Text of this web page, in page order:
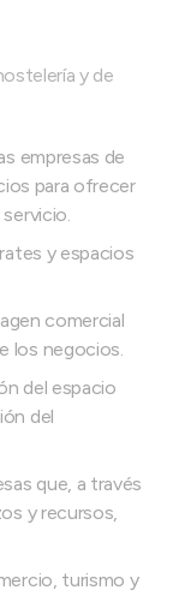
y de
empresas de
para ofrecer
y espacios
comercial
los negocios.
del espacio
del
que, a través
y recursos,
turismo y